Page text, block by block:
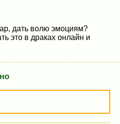
дать волю эмоциям?
это в драках онлайн и